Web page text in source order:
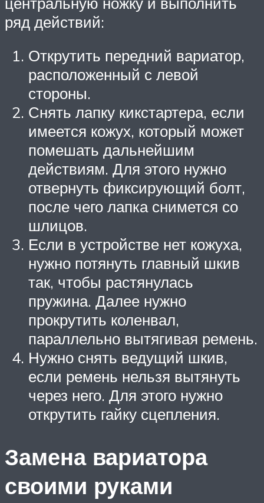
ряд действий:
Открутить передний вариатор,
расположенный с левой
стороны.
Снять лапку кикстартера, если
имеется кожух, который может
помешать дальнейшим
действиям. Для этого нужно
отвернуть фиксирующий болт,
после чего лапка снимется со
шлицов.
Если в устройстве нет кожуха,
нужно потянуть главный шкив
так, чтобы растянулась
пружина. Далее нужно
прокрутить коленвал,
параллельно вытягивая ремень.
Нужно снять ведущий шкив,
если ремень нельзя вытянуть
через него. Для этого нужно
открутить гайку сцепления.
Замена вариатора
своими руками